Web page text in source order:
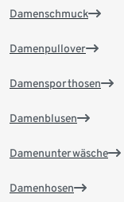
Damenschmuck
Damenpullover
Damensporthosen
Damenblusen
Damenunterwäsche
Damenhosen